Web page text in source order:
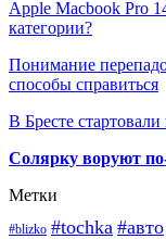
Apple Macbook Pro
категории?
Понимание
способы справиться
В Бресте
Солярку воруют
Метки
#blizko #tochka #авто